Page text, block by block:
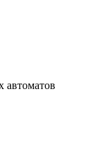
автоматов